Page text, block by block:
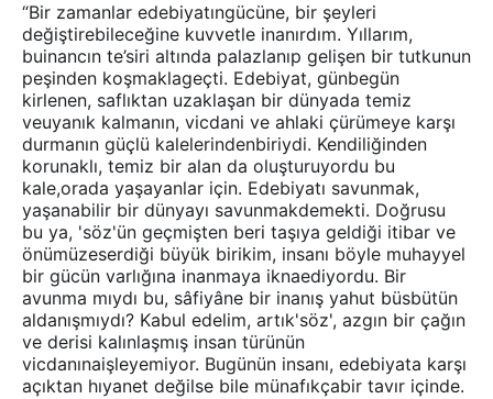
“Bir zamanlar edebiyatıngücüne, bir şeyleri
değiştirebileceğine kuvvetle inanırdım. Yıllarım,
buinancın te’siri altında palazlanıp gelişen bir tutkunun
peşinden koşmaklageçti. Edebiyat, günbegün
kirlenen, saflıktan uzaklaşan bir dünyada temiz
veuyanık kalmanın, vicdani ve ahlaki çürümeye karşı
durmanın güçlü kalelerindenbiriydi. Kendiliğinden
korunaklı, temiz bir alan da oluşturuyordu bu
kale,orada yaşayanlar için. Edebiyatı savunmak,
yaşanabilir bir dünyayı savunmakdemekti. Doğrusu
bu ya, 'söz'ün geçmişten beri taşıya geldiği itibar ve
önümüzeserdiği büyük birikim, insanı böyle muhayyel
bir gücün varlığına inanmaya iknaediyordu. Bir
avunma mıydı bu, sâfiyâne bir inanış yahut büsbütün
aldanışmıydı? Kabul edelim, artık'söz', azgın bir çağın
ve derisi kalınlaşmış insan türünün
vicdanınaişleyemiyor. Bugünün insanı, edebiyata karşı
açıktan hıyanet değilse bile münafıkçabir tavır içinde.